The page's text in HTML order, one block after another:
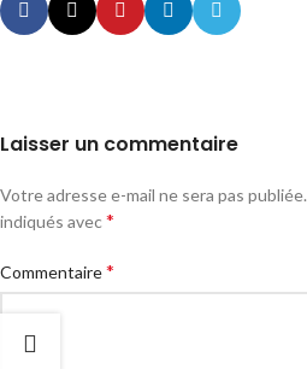
Laisser un commentaire
Votre adresse e-mail ne sera pas publiée.
indiqués avec*
Commentaire*